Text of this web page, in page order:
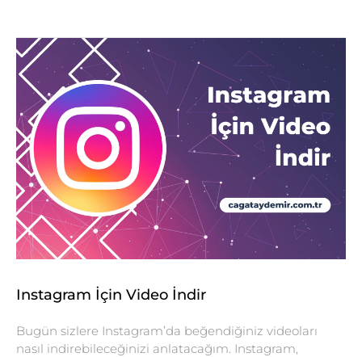
Instagram İçin Video İndir
Bugün sizlere Instagram’da beğendiğiniz videoları
nasıl indirebileceğinizi anlatacağım. Instagram,